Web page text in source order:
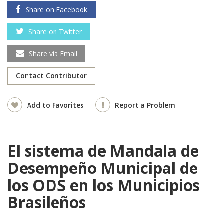
Share on Facebook
Share on Twitter
Share via Email
Contact Contributor
Add to Favorites Report a Problem
El sistema de Mandala de
Desempeño Municipal de
los ODS en los Municipios
Brasileños